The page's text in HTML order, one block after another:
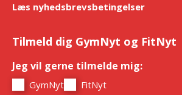
Læs nyhedsbrevsbetingelser
Tilmeld dig GymNyt og FitNyt
Jeg vil gerne tilmelde mig:
GymNyt FitNyt